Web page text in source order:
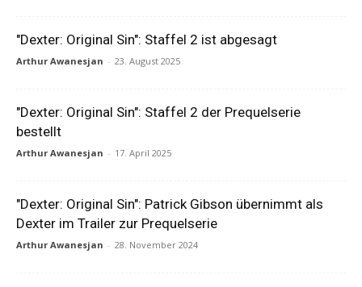
"Dexter: Original Sin": Staffel 2 ist abgesagt
Arthur Awanesjan - 23. August 2025
"Dexter: Original Sin": Staffel 2 der Prequelserie
bestellt
Arthur Awanesjan - 17. April 2025
"Dexter: Original Sin": Patrick Gibson übernimmt als
Dexter im Trailer zur Prequelserie
Arthur Awanesjan - 28. November 2024